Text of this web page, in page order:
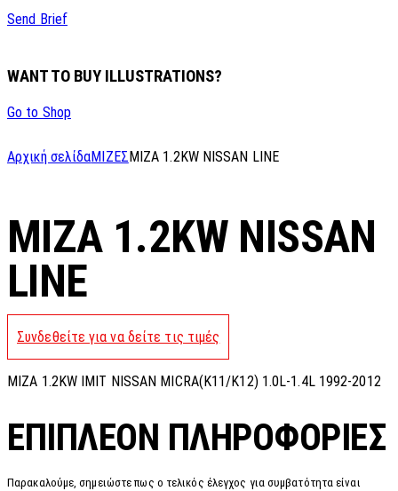
Send Brief
WANT TO BUY ILLUSTRATIONS?
Go to Shop
Αρχική σελίδαΜΙΖΕΣ MIZA 1.2KW NISSAN LINE
MIZA 1.2KW NISSAN
LINE
Συνδεθείτε για να δείτε τις τιμές
MIZA 1.2KW IMIT NISSAN MICRA(K11/K12) 1.0L-1.4L 1992-2012
ΕΠΙΠΛΈΟΝ ΠΛΗΡΟΦΟΡΊΕΣ
Παρακαλούμε, σημειώστε πως ο τελικός έλεγχος για συμβατότητα είναι